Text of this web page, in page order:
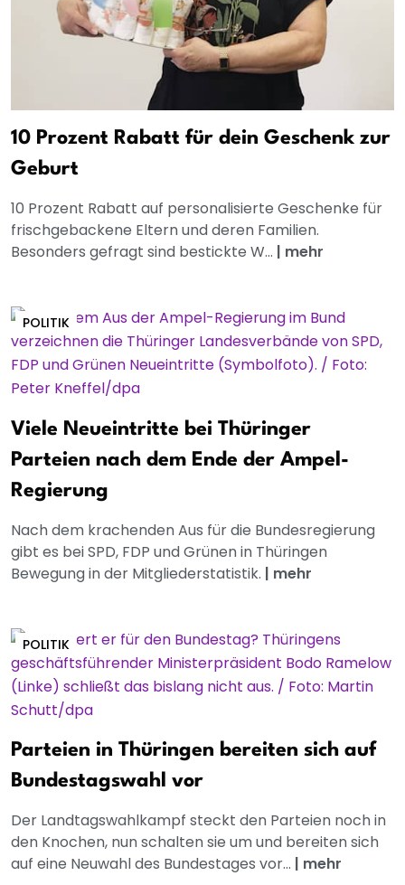
10 Prozent Rabatt für dein Geschenk zur
Geburt
10 Prozent Rabatt auf personalisierte Geschenke für
frischgebackene Eltern und deren Familien.
Besonders gefragt sind bestickte W... | mehr
POLITIK
Viele Neueintritte bei Thüringer
Parteien nach dem Ende der Ampel-
Regierung
Nach dem krachenden Aus für die Bundesregierung
gibt es bei SPD, FDP und Grünen in Thüringen
Bewegung in der Mitgliederstatistik. | mehr
POLITIK
Parteien in Thüringen bereiten sich auf
Bundestagswahl vor
Der Landtagswahlkampf steckt den Parteien noch in
den Knochen, nun schalten sie um und bereiten sich
auf eine Neuwahl des Bundestages vor... | mehr